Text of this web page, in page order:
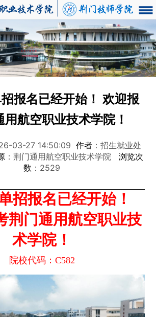
报名已经开始！ 欢迎报
用航空职业技术学院！
03-27 14:50:09 作者 ：招生就业处
：荆门通用航空职业技术学院
浏览次
数 ：2529
招报名已经开始！
荆门通用航空职业技
术学院！
院校代码： C582